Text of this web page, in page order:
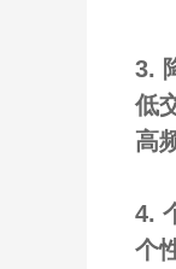
3.
低
高
4.
个